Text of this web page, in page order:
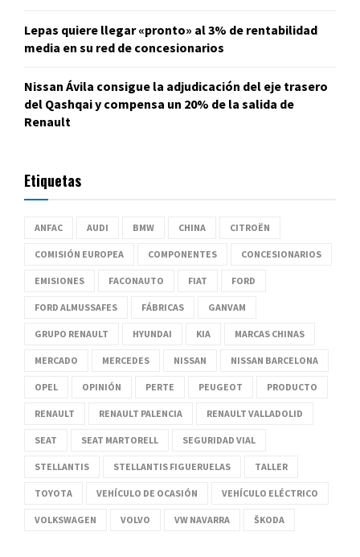
Lepas quiere llegar «pronto» al 3% de rentabilidad
media en su red de concesionarios
Nissan Ávila consigue la adjudicación del eje trasero
del Qashqai y compensa un 20% de la salida de
Renault
Etiquetas
ANFAC AUDI BMW CHINA CITROËN
COMISIÓN EUROPEA COMPONENTES CONCESIONARIOS
EMISIONES FACONAUTO FIAT FORD
FORD ALMUSSAFES FÁBRICAS GANVAM
GRUPO RENAULT HYUNDAI KIA MARCAS CHINAS
MERCADO MERCEDES NISSAN NISSAN BARCELONA
OPEL OPINIÓN PERTE PEUGEOT PRODUCTO
RENAULT RENAULT PALENCIA RENAULT VALLADOLID
SEAT SEAT MARTORELL SEGURIDAD VIAL
STELLANTIS STELLANTIS FIGUERUELAS TALLER
TOYOTA VEHÍCULO DE OCASIÓN VEHÍCULO ELÉCTRICO
VOLKSWAGEN VOLVO VW NAVARRA ŠKODA